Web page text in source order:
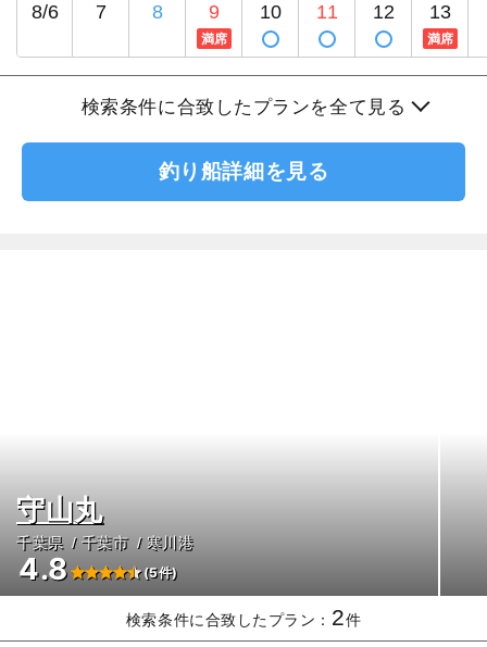
8/6 7 8 9
満席
10 11 12 13
満席
検索条件に合致したプランを全て見る
釣り船詳細を見る
守山丸
千葉県 千葉市 寒川港
4.8 (5件)
検索条件に合致したプラン： 2件